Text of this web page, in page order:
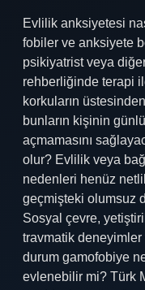
Evlilik anksiyetesi
fobiler ve anksiyete
psikiyatrist veya
rehberliğinde terapi
korkuların
bunların kişinin
açmamasını
olur? Evlilik veya
nedenleri henüz
geçmişteki olumsuz
Sosyal çevre,
travmatik deneyimler
durum gamofobiye
evlenebilir mi? Türk